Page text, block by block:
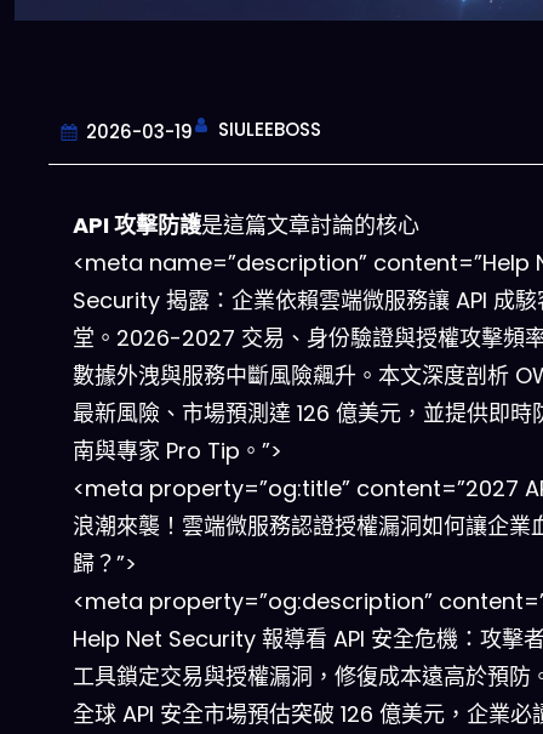
2026-03-19 SIULEEBOSS
API 攻擊防護是這篇文章討論的核心
<meta name=”description” content=”Help
Security 揭露：企業依賴雲端微服務讓 API 成駭
堂。2026-2027 交易、身份驗證與授權攻擊頻
數據外洩與服務中斷風險飆升。本文深度剖析
最新風險、市場預測達 126 億美元，並提供即時
南與專家 Pro Tip。”>
<meta property=”og:title” content=”2027
浪潮來襲！雲端微服務認證授權漏洞如何讓企業
歸？”>
<meta property=”og:description”
Help Net Security 報導看 API 安全危機：攻擊
工具鎖定交易與授權漏洞，修復成本遠高於預防
全球 API 安全市場預估突破 126 億美元，企業必